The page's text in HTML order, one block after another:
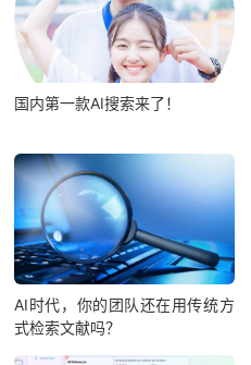
国内第一款AI搜索来了！
AI时代，你的团队还在用传统方
式检索文献吗？